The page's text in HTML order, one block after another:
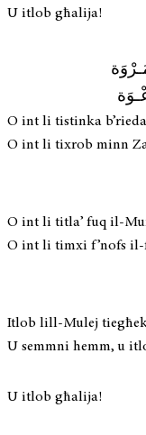
U itlob għalija!
O int li tistinka
O int li tixrob minn
O int li titla’ fuq il-
O int li timxi f’nofs
Itlob lill-Mulej
U semmni hemm, u
U itlob għalija!